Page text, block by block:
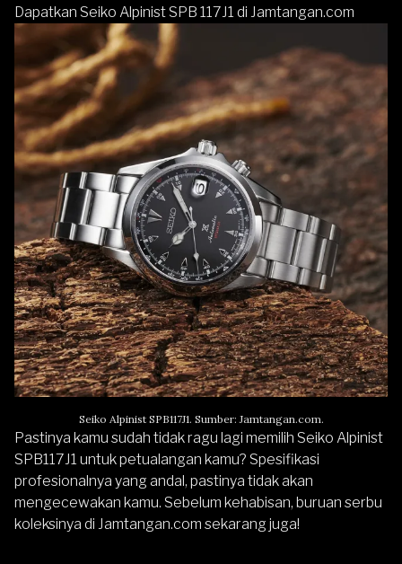
Dapatkan Seiko Alpinist SPB 117J1 di Jamtangan.com
Seiko Alpinist SPB117J1. Sumber: Jamtangan.com.
Pastinya kamu sudah tidak ragu lagi memilih Seiko Alpinist
SPB117J1 untuk petualangan kamu? Spesifikasi
profesionalnya yang andal, pastinya tidak akan
mengecewakan kamu. Sebelum kehabisan, buruan serbu
koleksinya di Jamtangan.com sekarang juga!